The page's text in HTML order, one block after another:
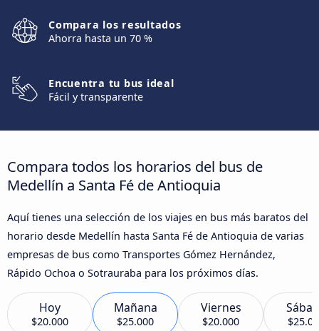
Compara los resultados
Ahorra hasta un 70 %
Encuentra tu bus ideal
Fácil y transparente
Compara todos los horarios del bus de
Medellín a Santa Fé de Antioquia
Aquí tienes una selección de los viajes en bus más baratos del
horario desde Medellín hasta Santa Fé de Antioquia de varias
empresas de bus como Transportes Gómez Hernández,
Rápido Ochoa o Sotrauraba para los próximos días.
Hoy
$20.000
Mañana
$25.000
Viernes
$20.000